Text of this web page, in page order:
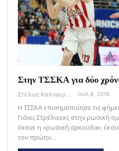
Στην ΤΣΣΚΑ για δύο
Στέλιος Καλογεράς Ιούλ 8, 2019
Η ΤΣΣΚΑ επισημοποίησε τις
Γιάνις Στρέλνιεκς στην
έκανε η «ρωσική αρκούδα»,
τον πρώην…